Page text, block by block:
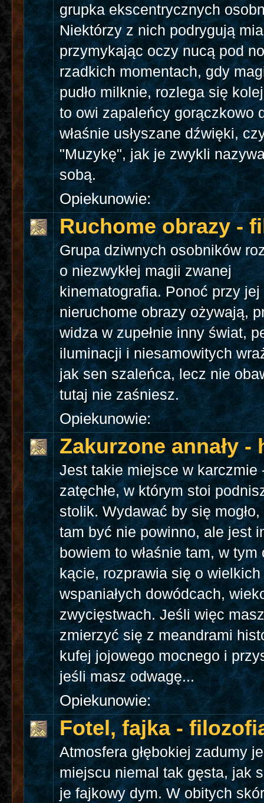
grupka ekscentrycznych
Niektórzy z nich podrygują
przymykając oczy nucą pod
rzadkich momentach, gdy
pudło milknie, rozlega się
to owi zapaleńcy gorączkowo
właśnie usłyszane dźwięki,
"Muzykę", jak je zwykli
sobą.
Opiekunowie:
Ruchome obrazy -
Grupa dziwnych osobników
o niezwykłej magii zwanej
kinematografia. Ponoć przy
nieruchome obrazy ożywają,
widza w zupełnie inny świat,
iluminacji i niesamowitych
jak sen szaleńca, lecz nie
tutaj nie zaśniesz.
Opiekunowie:
Zakurzone annały -
Jest takie miejsce w karczmie
zatęchłe, w którym stoi
stolik. Wydawać by się
tam być nie powinno, ale jest
bowiem to właśnie tam, w tym
kącie, rozprawia się o
wspaniałych dowódcach,
zwycięstwach. Jeśli więc
zmierzyć się z meandrami
kufej jojowego mocnego i
jeśli masz odwagę...
Opiekunowie:
Fotel, fajka -
Atmosfera głębokiej zadumy
miejscu niemal tak gęsta, jak
je fajkowy dym. W obitych